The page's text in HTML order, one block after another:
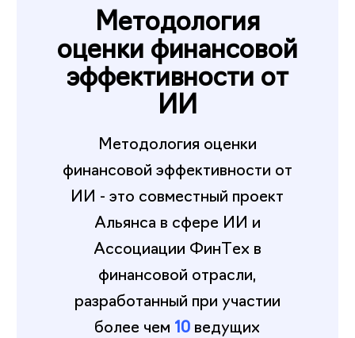
Методология
оценки финансовой
эффективности от
ИИ
Методология оценки
финансовой эффективности от
ИИ - это совместный проект
Альянса в сфере ИИ и
Ассоциации ФинТех в
финансовой отрасли,
разработанный при участии
более чем 10 ведущих